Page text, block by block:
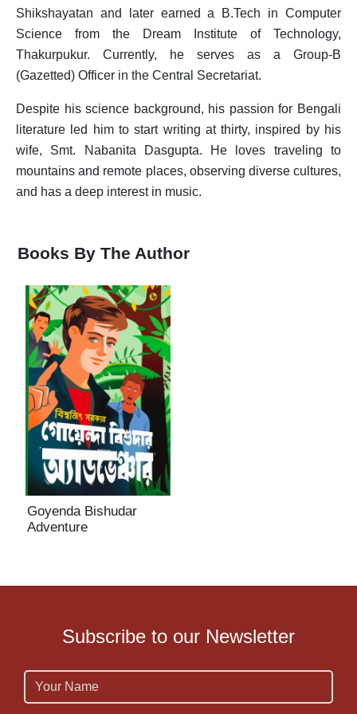
I
J
L
M
N
P
Q
R
S
T
U
V
W
X
Shikshayatan and later earned a B.Tech in Computer
Science from the Dream Institute of Technology,
Thakurpukur. Currently, he serves as a Group-B
(Gazetted) Officer in the Central Secretariat.
Despite his science background, his passion for Bengali
literature led him to start writing at thirty, inspired by his
wife, Smt. Nabanita Dasgupta. He loves traveling to
mountains and remote places, observing diverse cultures,
and has a deep interest in music.
Books By The Author
Goyenda Bishudar
Adventure
Subscribe to our Newsletter